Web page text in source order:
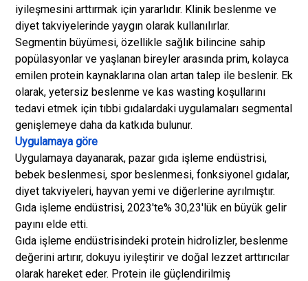
iyileşmesini arttırmak için yararlıdır. Klinik beslenme ve
diyet takviyelerinde yaygın olarak kullanılırlar.
Segmentin büyümesi, özellikle sağlık bilincine sahip
popülasyonlar ve yaşlanan bireyler arasında prim, kolayca
emilen protein kaynaklarına olan artan talep ile beslenir. Ek
olarak, yetersiz beslenme ve kas wasting koşullarını
tedavi etmek için tıbbi gıdalardaki uygulamaları segmental
genişlemeye daha da katkıda bulunur.
Uygulamaya göre
Uygulamaya dayanarak, pazar gıda işleme endüstrisi,
bebek beslenmesi, spor beslenmesi, fonksiyonel gıdalar,
diyet takviyeleri, hayvan yemi ve diğerlerine ayrılmıştır.
Gıda işleme endüstrisi, 2023'te% 30,23'lük en büyük gelir
payını elde etti.
Gıda işleme endüstrisindeki protein hidrolizler, beslenme
değerini artırır, dokuyu iyileştirir ve doğal lezzet arttırıcılar
olarak hareket eder. Protein ile güçlendirilmiş